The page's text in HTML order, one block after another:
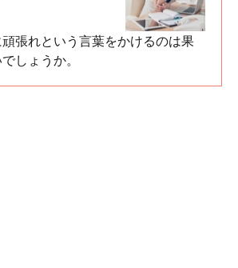
張れという言葉をかけるのは果
しょうか。